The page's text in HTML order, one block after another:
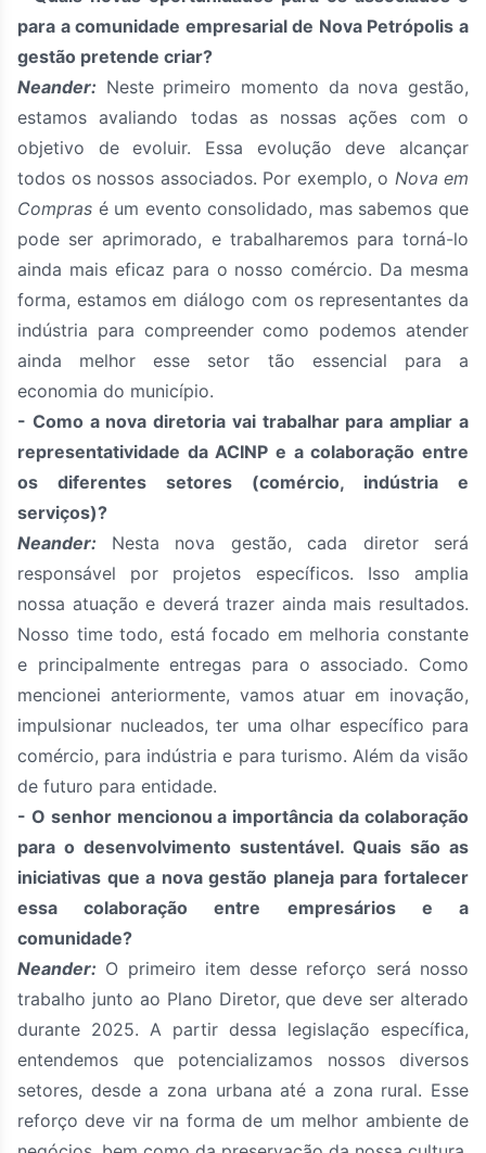
para a comunidade empresarial de Nova Petrópolis a
gestão pretende criar?
Neander: Neste primeiro momento da nova gestão,
estamos avaliando todas as nossas ações com o
objetivo de evoluir. Essa evolução deve alcançar
todos os nossos associados. Por exemplo, o Nova em
Compras é um evento consolidado, mas sabemos que
pode ser aprimorado, e trabalharemos para torná-lo
ainda mais eficaz para o nosso comércio. Da mesma
forma, estamos em diálogo com os representantes da
indústria para compreender como podemos atender
ainda melhor esse setor tão essencial para a
economia do município.
- Como a nova diretoria vai trabalhar para ampliar a
representatividade da ACINP e a colaboração entre
os diferentes setores (comércio, indústria e
serviços)?
Neander:
Nesta nova gestão, cada diretor será
responsável por projetos específicos. Isso amplia
nossa atuação e deverá trazer ainda mais resultados.
Nosso time todo, está focado em melhoria constante
e principalmente entregas para o associado. Como
mencionei anteriormente, vamos atuar em inovação,
impulsionar nucleados, ter uma olhar específico para
comércio, para indústria e para turismo. Além da visão
de futuro para entidade.
- O senhor mencionou a importância da colaboração
para o desenvolvimento sustentável. Quais são as
iniciativas que a nova gestão planeja para fortalecer
essa colaboração entre empresários e a
comunidade?
Neander: O primeiro item desse reforço será nosso
trabalho junto ao Plano Diretor, que deve ser alterado
durante 2025. A partir dessa legislação específica,
entendemos que potencializamos nossos diversos
setores, desde a zona urbana até a zona rural. Esse
reforço deve vir na forma de um melhor ambiente de